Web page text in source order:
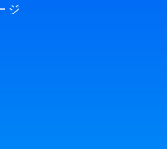
ジ